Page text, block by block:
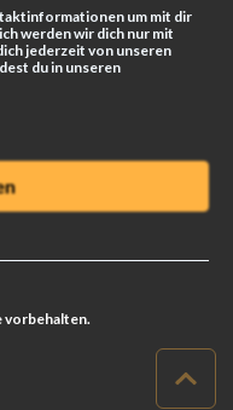
um mit dir
werden wir dich nur mit
jederzeit von unseren
du in unseren
vorbehalten.